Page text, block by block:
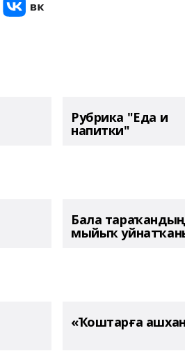
Рубрика "Еда и
напитки"
Бала тараҡандың
мыйыҡ
«Ҡоштарға